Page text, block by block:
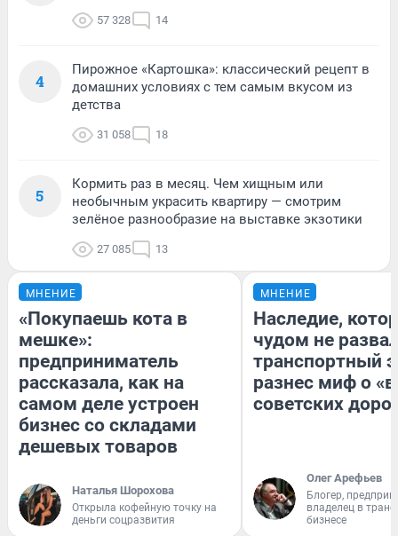
57 328 14
4
Пирожное «Картошка»: классический рецепт в
домашних условиях с тем самым вкусом из
детства
31 058 18
5
Кормить раз в месяц. Чем хищным или
необычным украсить квартиру — смотрим
зелёное разнообразие на выставке экзотики
27 085 13
МНЕНИЕ
«Покупаешь кота в
мешке»:
предприниматель
рассказала, как на
самом деле устроен
бизнес со складами
дешевых товаров
Наталья Шорохова
Открыла кофейную точку на
деньги соцразвития
МНЕНИЕ
Наследие,
чудом не
транспортный
разнес миф о
советских
Олег Арефьев
Блогер,
владелец в
бизнесе